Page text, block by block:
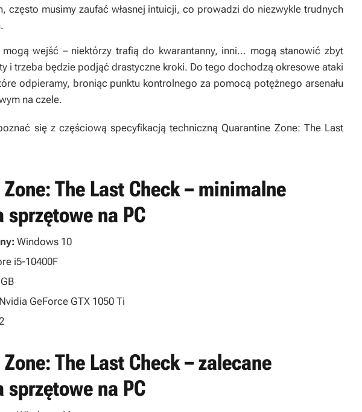
często musimy zaufać własnej intuicji, co prowadzi do niezwykle trudnych
wejść – niektórzy trafią do kwarantanny, inni... mogą stanowić zbyt
i trzeba będzie podjąć drastyczne kroki. Do tego dochodzą okresowe ataki
odpieramy, broniąc punktu kontrolnego za pomocą potężnego arsenału
na czele.
się z częściową specyfikacją techniczną Quarantine Zone: The Last
The Last Check – minimalne
na PC
Windows 10
i5-10400F
Nvidia GeForce GTX 1050 Ti
The Last Check – zalecane
na PC